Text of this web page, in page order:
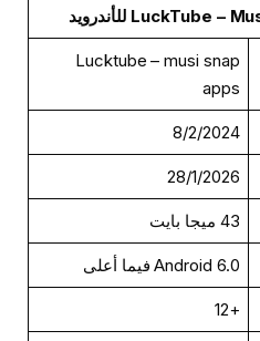
Lucktube – musi snap
apps
8/2/2024
28/1/2026
43 ميجا بايت
Android 6.0 فيما أعلى
+12